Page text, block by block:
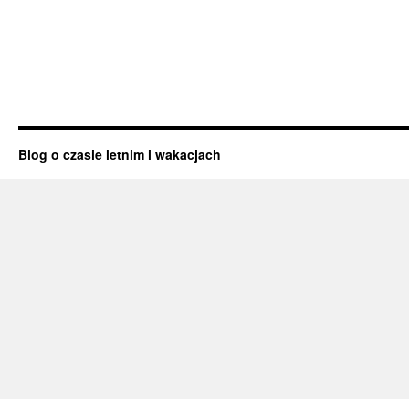
Blog o czasie letnim i wakacjach